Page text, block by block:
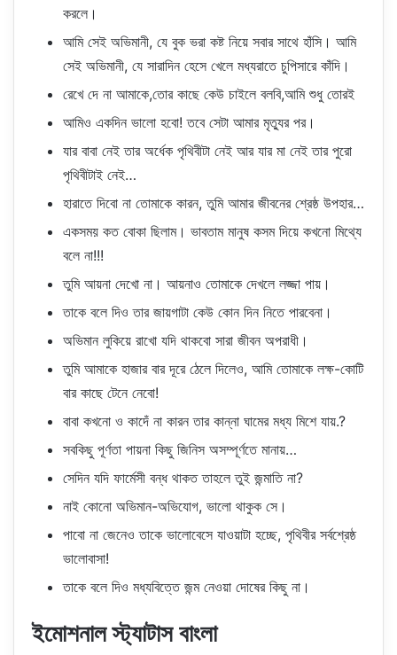
করলে।
আমি সেই অভিমানী, যে বুক ভরা কষ্ট নিয়ে সবার সাথে হাঁসি। আমি
সেই অভিমানী, যে সারাদিন হেসে খেলে মধ্যরাতে চুপিসারে কাঁদি।
রেখে দে না আমাকে,তোর কাছে কেউ চাইলে বলবি,আমি শুধু তোরই
আমিও একদিন ভালো হবো! তবে সেটা আমার মৃত্যুর পর।
যার বাবা নেই তার অর্ধেক পৃথিবীটা নেই আর যার মা নেই তার পুরো
পৃথিবীটাই নেই…
হারাতে দিবো না তোমাকে কারন, তুমি আমার জীবনের শ্রেষ্ঠ উপহার…
একসময় কত বোকা ছিলাম। ভাবতাম মানুষ কসম দিয়ে কখনো মিথ্যে
বলে না!!!
তুমি আয়না দেখো না। আয়নাও তোমাকে দেখলে লজ্জা পায়।
তাকে বলে দিও তার জায়গাটা কেউ কোন দিন নিতে পারবেনা।
অভিমান লুকিয়ে রাখো যদি থাকবো সারা জীবন অপরাধী।
তুমি আমাকে হাজার বার দূরে ঠেলে দিলেও, আমি তোমাকে লক্ষ-কোটি
বার কাছে টেনে নেবো!
বাবা কখনো ও কাদেঁ না কারন তার কান্না ঘামের মধ্য মিশে যায়.?
সবকিছু পূর্ণতা পায়না কিছু জিনিস অসম্পূর্ণতে মানায়…
সেদিন যদি ফার্মেসী বন্ধ থাকত তাহলে তুই জন্মাতি না?
নাই কোনো অভিমান-অভিযোগ, ভালো থাকুক সে।
পাবো না জেনেও তাকে ভালোবেসে যাওয়াটা হচ্ছে, পৃথিবীর সর্বশ্রেষ্ঠ
ভালোবাসা!
তাকে বলে দিও মধ্যবিত্তে জন্ম নেওয়া দোষের কিছু না।
ইমোশনাল স্ট্যাটাস বাংলা